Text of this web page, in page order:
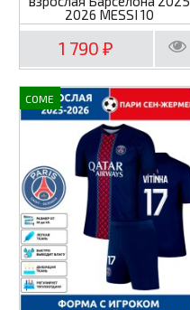
2026 MESSI 10
1 790₽
COME